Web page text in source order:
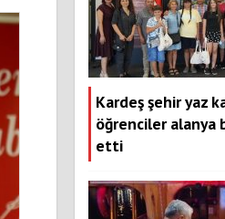
Kardeş şehir yaz
öğrenciler alanya
etti